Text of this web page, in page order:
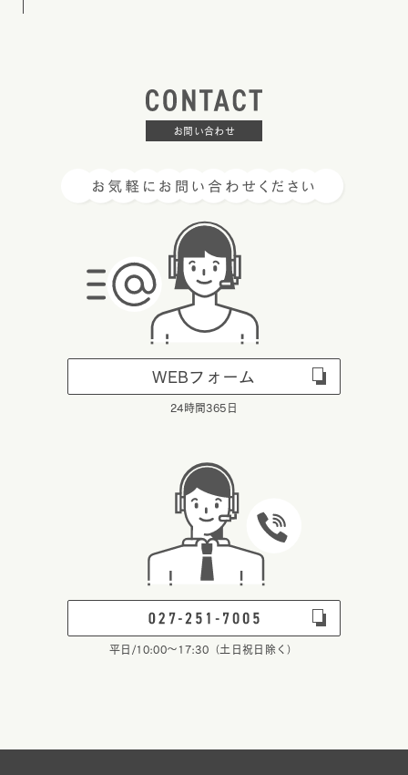
お問い合わせ
WEBフォーム
24時間365日
平日/10:00～17:30（土日祝日除く）